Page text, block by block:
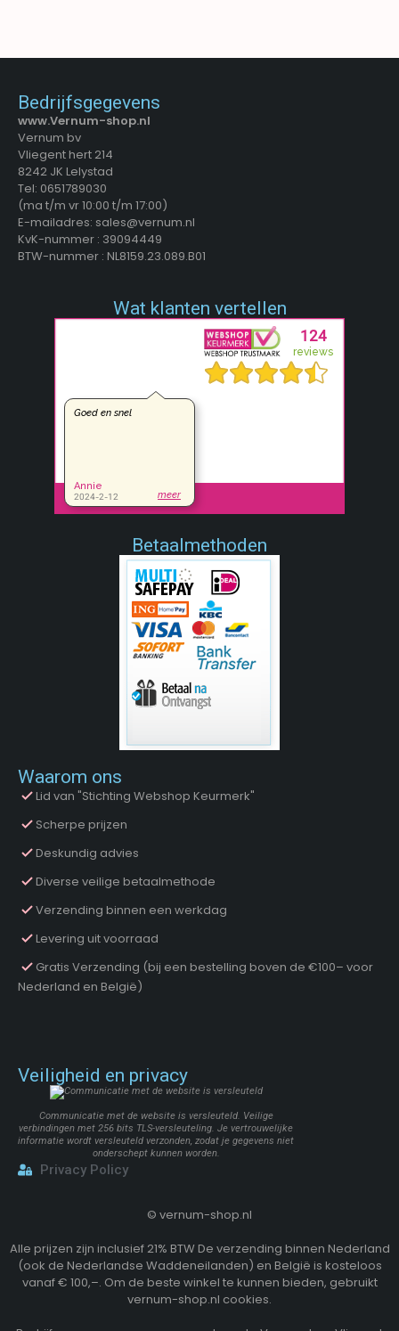
Bedrijfsgegevens
www.Vernum-shop.nl
Vernum bv
Vliegent hert 214
8242 JK Lelystad
Tel: 0651789030
(ma t/m vr 10:00 t/m 17:00)
E-mailadres: sales@vernum.nl
KvK-nummer : 39094449
BTW-nummer : NL8159.23.089.B01
Wat klanten vertellen
Betaalmethoden
Waarom ons
Lid van "Stichting Webshop Keurmerk"
Scherpe prijzen
Deskundig advies
Diverse veilige betaalmethode
Verzending binnen een werkdag
Levering uit voorraad
Gratis Verzending (bij een bestelling boven de €100– voor
Nederland en België)
Veiligheid en privacy
Communicatie met de website is versleuteld. Veilige
verbindingen met 256 bits TLS-versleuteling. Je vertrouwelijke
informatie wordt versleuteld verzonden, zodat je gegevens niet
onderschept kunnen worden.
Privacy Policy
© vernum-shop.nl
Alle prijzen zijn inclusief 21% BTW De verzending binnen Nederland
(ook de Nederlandse Waddeneilanden) en België is kosteloos
vanaf € 100,–. Om de beste winkel te kunnen bieden, gebruikt
vernum-shop.nl cookies.